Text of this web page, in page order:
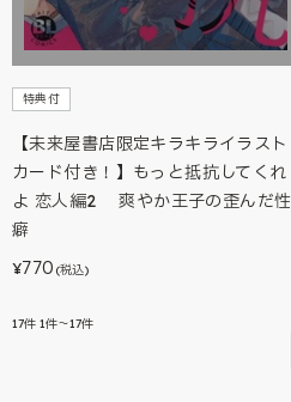
特典付
【未来屋書店限定キラキライラスト
カード付き！】もっと抵抗してくれ
よ 恋人編2 爽やか王子の歪んだ性
癖
¥770 (税込)
17件 1件～17件